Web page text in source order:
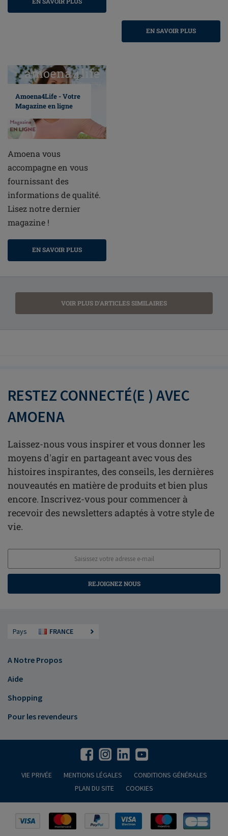
EN SAVOIR PLUS
Amoena4Life - Votre
Magazine en ligne
Amoena vous
accompagne en vous
fournissant des
informations de qualité.
Lisez notre dernier
magazine !
EN SAVOIR PLUS
VOIR PLUS D'ARTICLES SIMILAIRES
RESTEZ CONNECTÉ(E ) AVEC
AMOENA
Laissez-nous vous inspirer et vous donner les
moyens d'agir en partageant avec vous des
histoires inspirantes, des conseils, les dernières
nouveautés en matière de produits et bien plus
encore. Inscrivez-vous pour commencer à
recevoir des newsletters adaptés à votre style de
vie.
REJOIGNEZ NOUS
Pays FRANCE
A Notre Propos
Aide
Shopping
Pour les revendeurs
VIE PRIVÉE MENTIONS LÉGALES
CONDITIONS GÉNÉRALES
PLAN DU SITE
COOKIES